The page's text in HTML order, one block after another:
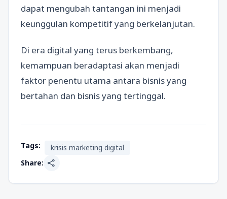
dapat mengubah tantangan ini menjadi
keunggulan kompetitif yang berkelanjutan.
Di era digital yang terus berkembang,
kemampuan beradaptasi akan menjadi
faktor penentu utama antara bisnis yang
bertahan dan bisnis yang tertinggal.
Tags:
krisis marketing digital
Share: share